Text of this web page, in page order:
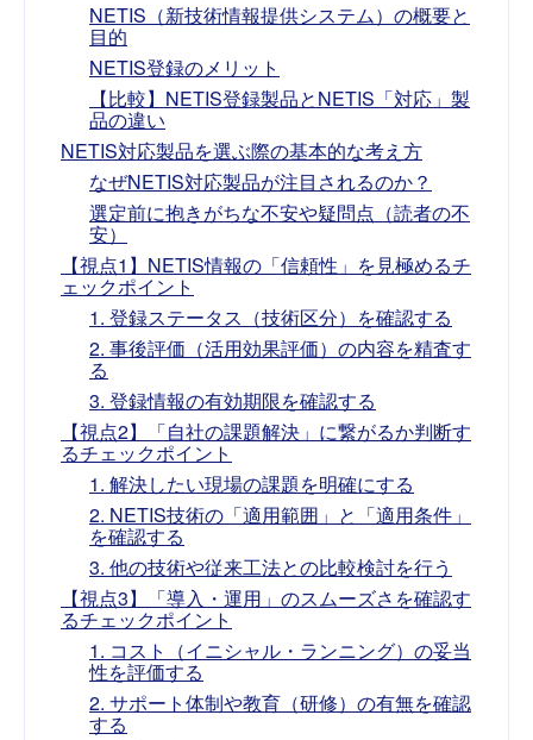
NETIS（新技術情報提供システム）の概要と
目的
NETIS登録のメリット
【比較】NETIS登録製品とNETIS「対応」製
品の違い
NETIS対応製品を選ぶ際の基本的な考え方
なぜNETIS対応製品が注目されるのか？
選定前に抱きがちな不安や疑問点（読者の不
安）
【視点1】NETIS情報の「信頼性」を見極めるチ
ェックポイント
1. 登録ステータス（技術区分）を確認する
2. 事後評価（活用効果評価）の内容を精査す
る
3. 登録情報の有効期限を確認する
【視点2】「自社の課題解決」に繋がるか判断す
るチェックポイント
1. 解決したい現場の課題を明確にする
2. NETIS技術の「適用範囲」と「適用条件」
を確認する
3. 他の技術や従来工法との比較検討を行う
【視点3】「導入・運用」のスムーズさを確認す
るチェックポイント
1. コスト（イニシャル・ランニング）の妥当
性を評価する
2. サポート体制や教育（研修）の有無を確認
する